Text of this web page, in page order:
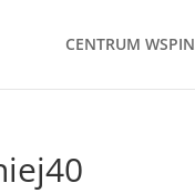
CENTRUM